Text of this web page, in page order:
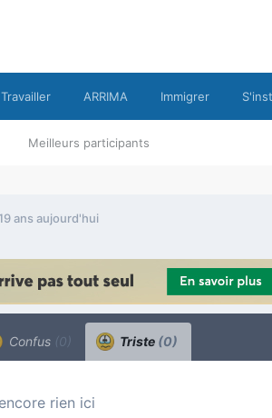
Meilleurs participants
Travailler ARRIMA Immigrer
ans aujourd'hui
Confus (0) Triste (0)
rien ici